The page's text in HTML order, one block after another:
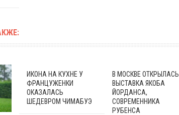
ИКОНА НА КУХНЕ У
ФРАНЦУЖЕНКИ
ОКАЗАЛАСЬ
ШЕДЕВРОМ ЧИМАБУЭ
В МОСКВЕ ОТКРЫЛАСЬ
ВЫСТАВКА ЯКОБА
ЙОРДАНСА,
СОВРЕМЕННИКА
РУБЕНСА